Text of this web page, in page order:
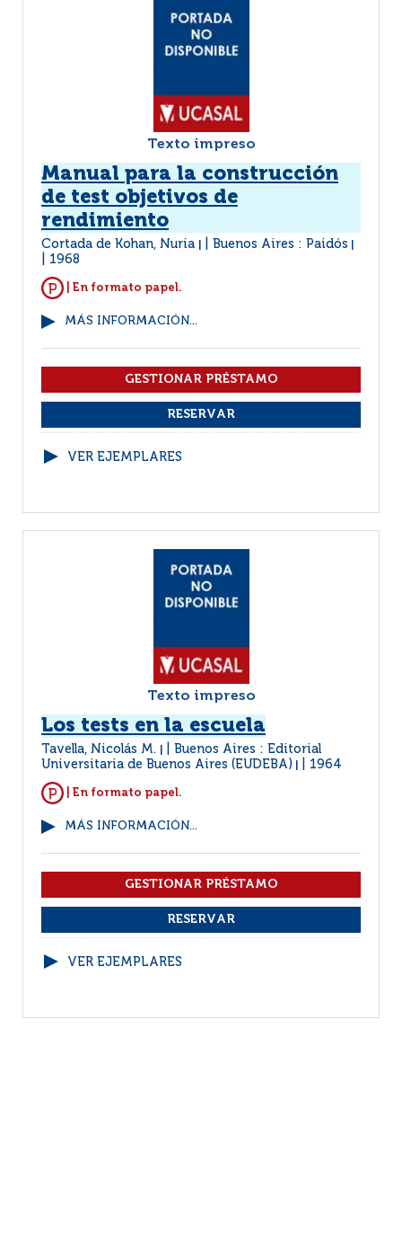
Texto impreso
Manual para la construcción
de test objetivos de
rendimiento
Cortada de Kohan, Nuria Buenos Aires : Paidós
1968
| En formato papel.
MÁS INFORMACIÓN...
VER EJEMPLARES
Texto impreso
Los tests en la escuela
Tavella, Nicolás M.
Buenos Aires : Editorial
Universitaria de Buenos Aires (EUDEBA)
1964
| En formato papel.
MÁS INFORMACIÓN...
VER EJEMPLARES